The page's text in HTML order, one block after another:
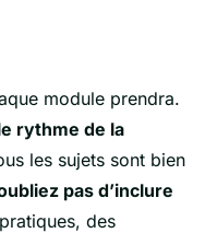
module prendra.
rythme de la
les sujets sont bien
pas d’inclure
des